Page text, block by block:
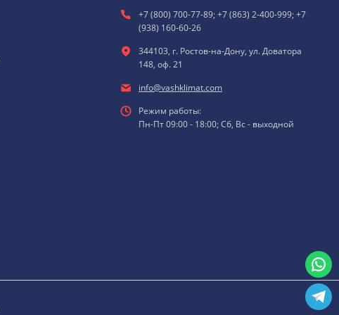
+7 (800) 700-77-89; +7 (863) 2-400-999; +7
(938) 160-60-26
344103, г. Ростов-на-Дону, ул. Доватора
148, оф. 21
info@vashklimat.com
Режим работы:
Пн-Пт 09:00 - 18:00; Сб, Вс - выходной